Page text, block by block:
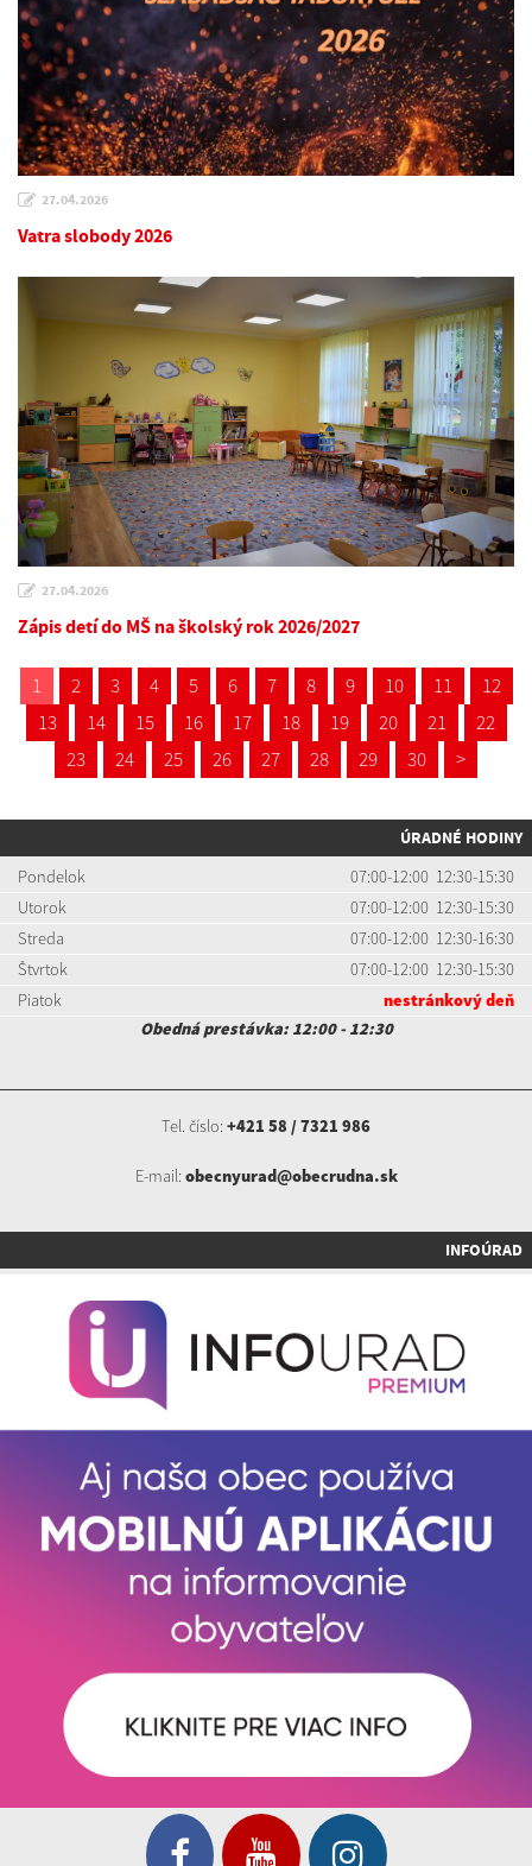
27.04.2026
Vatra slobody 2026
27.04.2026
Zápis detí do MŠ na školský rok 2026/2027
1 2 3 4 5 6 7 8 9 10 11
12
13
14 15 16 17 18 19 20 21
22
23
24 25 26 27 28 29 30 >
ÚRADNÉ HODINY
Pondelok
07:00-12:00 12:30-15:30
Utorok
07:00-12:00 12:30-15:30
Streda
07:00-12:00 12:30-16:30
Štvrtok
07:00-12:00 12:30-15:30
Piatok
nestránkový deň
Obedná prestávka: 12:00 - 12:30
Tel. číslo: +421 58 / 7321 986
E-mail: obecnyurad@obecrudna.sk
INFOÚRAD